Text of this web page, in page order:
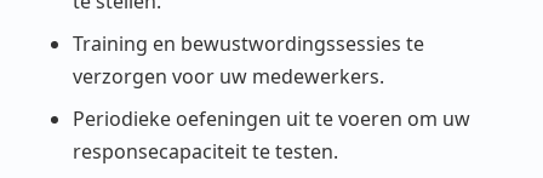
Training en bewustwordingssessies te
verzorgen voor uw medewerkers.
Periodieke oefeningen uit te voeren om uw
responsecapaciteit te testen.